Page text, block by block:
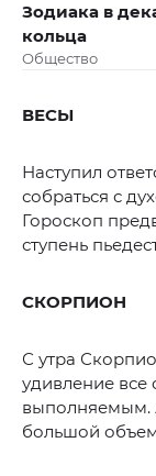
Зодиака в
кольца
Общество
ВЕСЫ
Наступил
собраться с
Гороскоп
ступень
СКОРПИОН
С утра
удивление все
выполняемым.
большой